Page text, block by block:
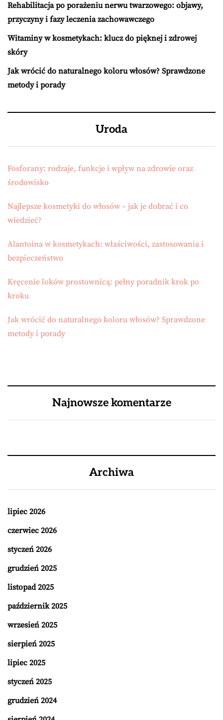
Rehabilitacja po porażeniu nerwu twarzowego: objawy,
przyczyny i fazy leczenia zachowawczego
Witaminy w kosmetykach: klucz do pięknej i zdrowej
skóry
Jak wrócić do naturalnego koloru włosów? Sprawdzone
metody i porady
Uroda
Fosforany: rodzaje, funkcje i wpływ na zdrowie oraz
środowisko
Najlepsze kosmetyki do włosów – jak je dobrać i co
wiedzieć?
Alantoina w kosmetykach: właściwości, zastosowania i
bezpieczeństwo
Kręcenie loków prostownicą: pełny poradnik krok po
kroku
Jak wrócić do naturalnego koloru włosów? Sprawdzone
metody i porady
Najnowsze komentarze
Archiwa
lipiec 2026
czerwiec 2026
styczeń 2026
grudzień 2025
listopad 2025
październik 2025
wrzesień 2025
sierpień 2025
lipiec 2025
styczeń 2025
grudzień 2024